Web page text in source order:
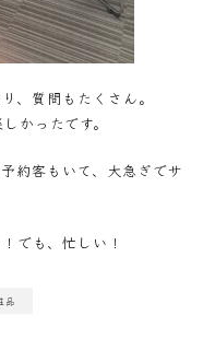
、質問もたくさん。
かったです。
約客もいて、大急ぎでサ
でも、忙しい！
品